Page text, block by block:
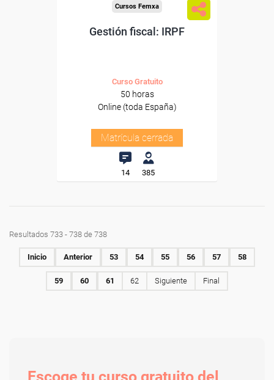
Cursos Femxa
Gestión fiscal: IRPF
Curso Gratuito
50 horas
Online (toda España)
Matrícula cerrada
14 385
Resultados 733 - 738 de 738
Inicio Anterior 53 54 55 56 57 58
59 60 61 62 Siguiente Final